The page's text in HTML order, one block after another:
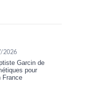
2026
Garcin de
pour
France